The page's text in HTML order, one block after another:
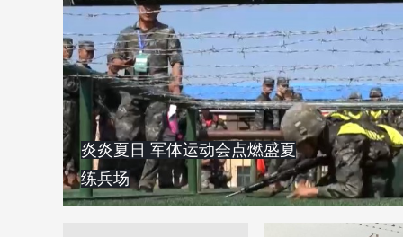
炎炎夏日 军体运动会点燃盛夏
练兵场